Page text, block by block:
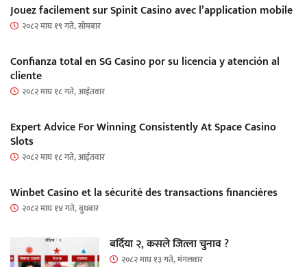
Jouez facilement sur Spinit Casino avec l’application mobile
२०८२ माघ १९ गते, सोमबार
Confianza total en SG Casino por su licencia y atención al
cliente
२०८२ माघ १८ गते, आईतवार
Expert Advice For Winning Consistently At Space Casino
Slots
२०८२ माघ १८ गते, आईतवार
Winbet Casino et la sécurité des transactions financières
२०८२ माघ १४ गते, बुधबार
बर्दिया २, कसले जित्ला चुनाव ?
२०८२ माघ १३ गते, मंगलवार